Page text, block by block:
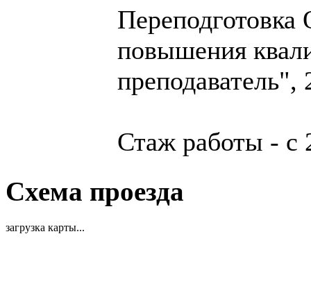
повышения
преподаватель",
Стаж работы - с
Схема проезда
загрузка карты...